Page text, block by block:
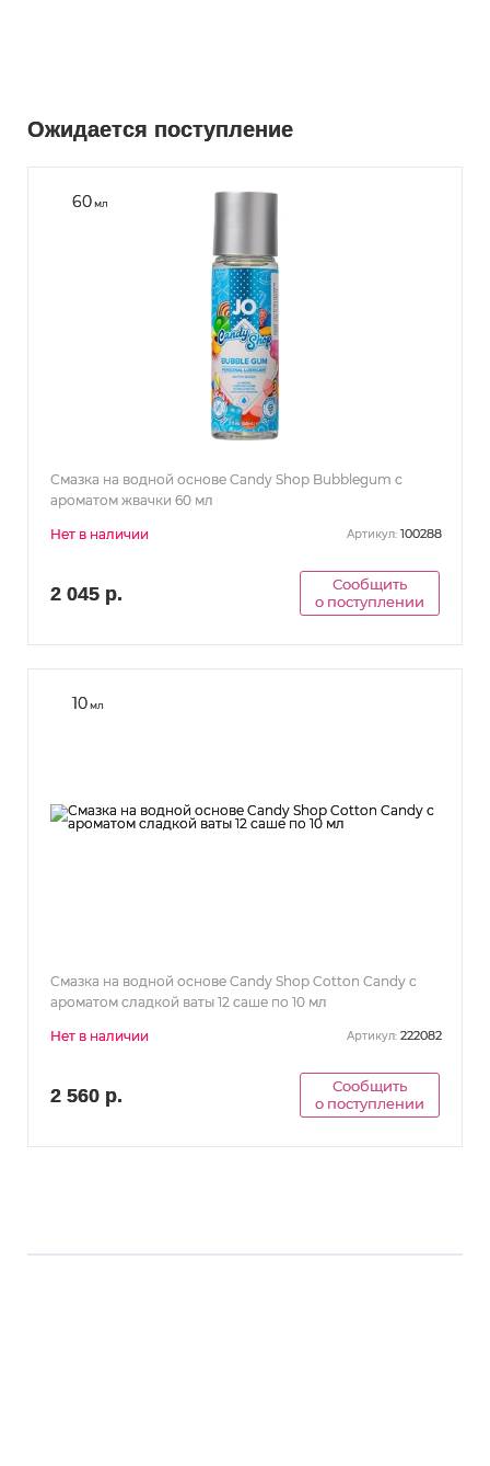
Ожидается поступление
60мл
Смазка на водной основе Candy Shop Bubblegum с
ароматом жвачки 60 мл
Нет в наличии Артикул: 100288
2 045 р.
Сообщить
о поступлении
10мл
Смазка на водной основе Candy Shop Cotton Candy с
ароматом сладкой ваты 12 саше по 10 мл
Нет в наличии Артикул: 222082
2 560 р.
Сообщить
о поступлении